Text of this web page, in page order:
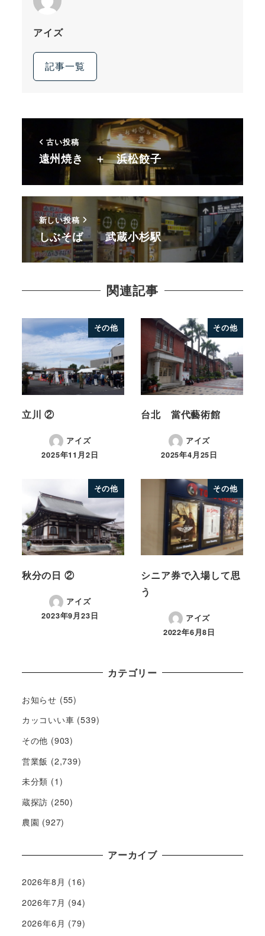
アイズ
記事一覧
古い投稿
遠州焼き ＋ 浜松餃子
新しい投稿
しぶそば 武蔵小杉駅
関連記事
その他
立川 ②
アイズ
2025年11月2日
その他
台北 當代藝術館
アイズ
2025年4月25日
その他
秋分の日 ②
アイズ
2023年9月23日
その他
シニア券で入場して思
う
アイズ
2022年6月8日
カテゴリー
お知らせ (55)
カッコいい車 (539)
その他 (903)
営業飯 (2,739)
未分類 (1)
蔵探訪 (250)
農園 (927)
アーカイブ
2026年8月 (16)
2026年7月 (94)
2026年6月 (79)